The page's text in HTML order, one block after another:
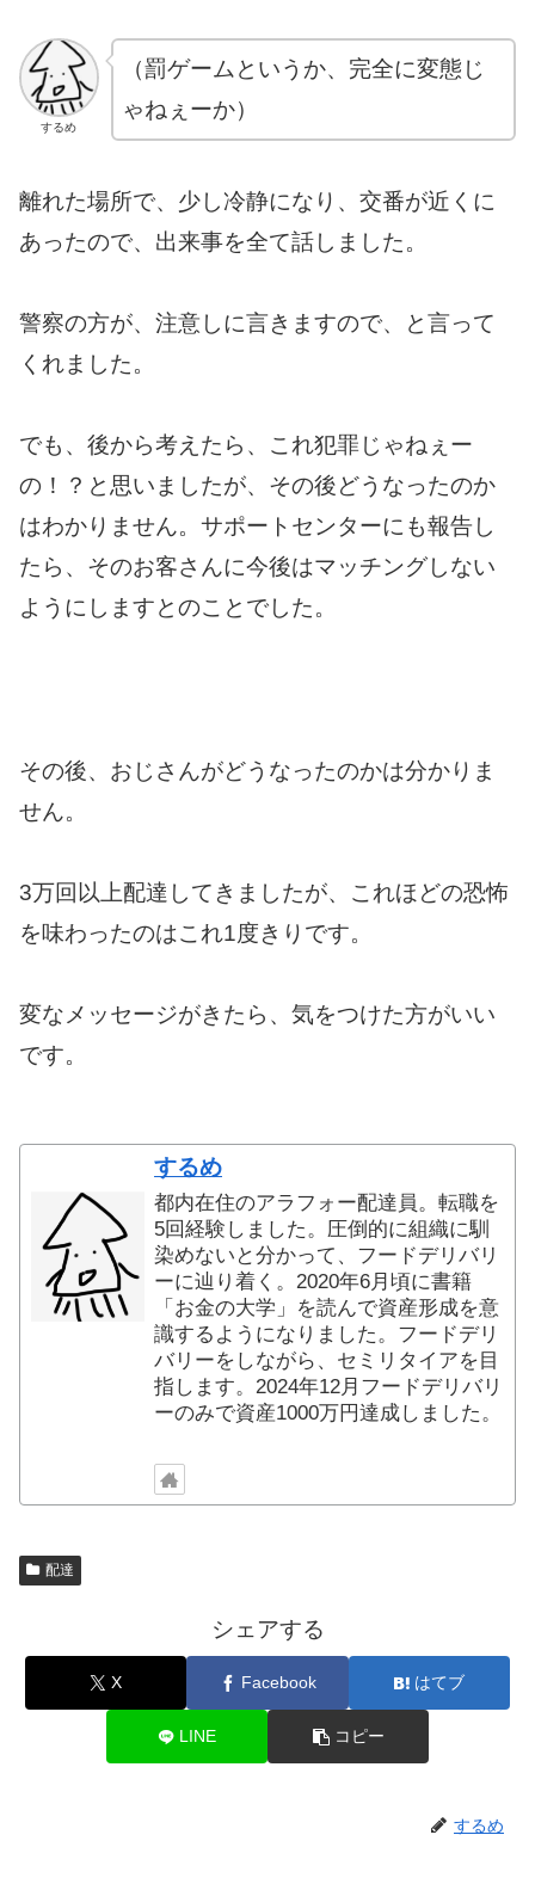
するめ
（罰ゲームというか、完全に変態じ
ゃねぇーか）
離れた場所で、少し冷静になり、交番が近くに
あったので、出来事を全て話しました。
警察の方が、注意しに言きますので、と言って
くれました。
でも、後から考えたら、これ犯罪じゃねぇー
の！？と思いましたが、その後どうなったのか
はわかりません。サポートセンターにも報告し
たら、そのお客さんに今後はマッチングしない
ようにしますとのことでした。
その後、おじさんがどうなったのかは分かりま
せん。
3万回以上配達してきましたが、これほどの恐怖
を味わったのはこれ1度きりです。
変なメッセージがきたら、気をつけた方がいい
です。
するめ
都内在住のアラフォー配達員。転職を
5回経験しました。圧倒的に組織に馴
染めないと分かって、フードデリバリ
ーに辿り着く。2020年6月頃に書籍
「お金の大学」を読んで資産形成を意
識するようになりました。フードデリ
バリーをしながら、セミリタイアを目
指します。2024年12月フードデリバリ
ーのみで資産1000万円達成しました。
配達
シェアする
X Facebook はてブ
LINE コピー
するめ